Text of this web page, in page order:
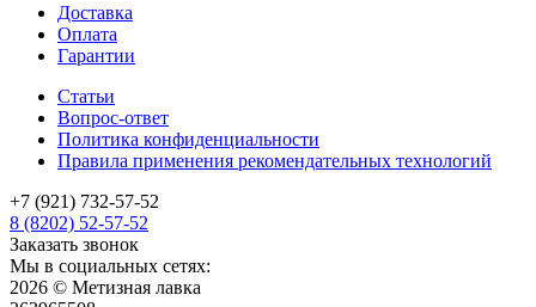
Доставка
Оплата
Гарантии
Статьи
Вопрос-ответ
Политика конфиденциальности
Правила применения рекомендательных технологий
+7 (921) 732-57-52
8 (8202) 52-57-52
Заказать звонок
Мы в социальных сетях:
2026 © Метизная лавка